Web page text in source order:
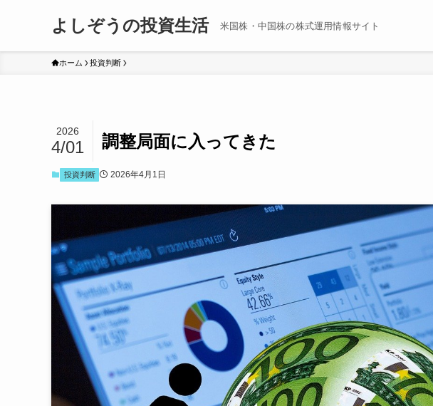
よしぞうの投資生活 米国株・中国株の株式運用情報サイト
ホーム 投資判断
調整局面に入ってきた
2026
4/01
投資判断 2026年4月1日